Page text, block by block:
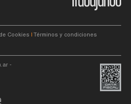
Cookies Términos y condiciones
-